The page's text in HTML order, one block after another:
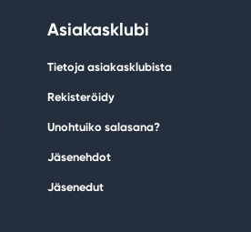
Asiakasklubi
Tietoja asiakasklubista
Rekisteröidy
Unohtuiko salasana?
Jäsenehdot
Jäsenedut